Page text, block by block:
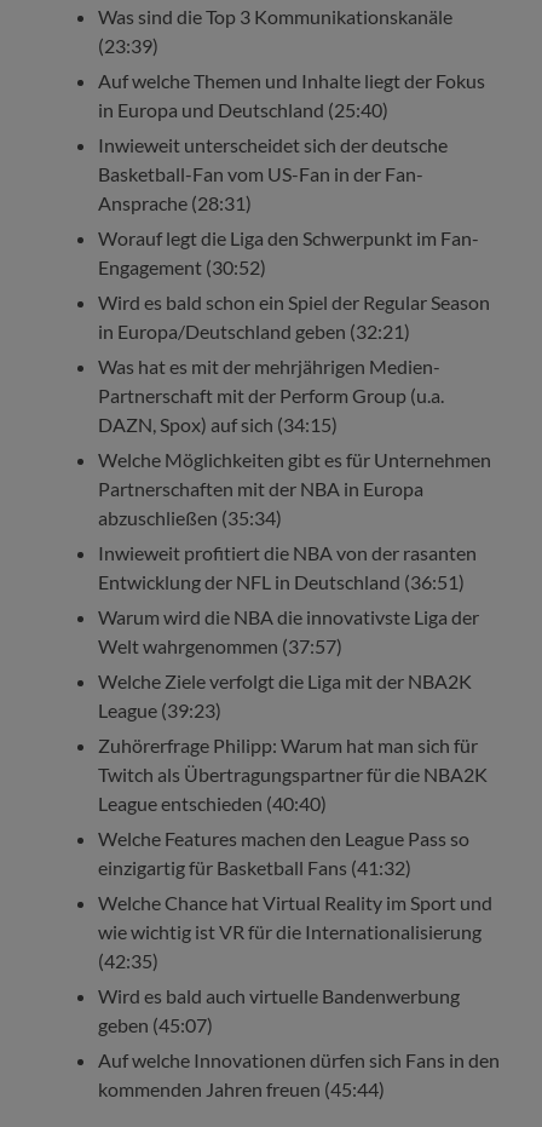
Was sind die Top 3 Kommunikationskanäle
(23:39)
Auf welche Themen und Inhalte liegt der Fokus
in Europa und Deutschland (25:40)
Inwieweit unterscheidet sich der deutsche
Basketball-Fan vom US-Fan in der Fan-
Ansprache (28:31)
Worauf legt die Liga den Schwerpunkt im Fan-
Engagement (30:52)
Wird es bald schon ein Spiel der Regular Season
in Europa/Deutschland geben (32:21)
Was hat es mit der mehrjährigen Medien-
Partnerschaft mit der Perform Group (u.a.
DAZN, Spox) auf sich (34:15)
Welche Möglichkeiten gibt es für Unternehmen
Partnerschaften mit der NBA in Europa
abzuschließen (35:34)
Inwieweit profitiert die NBA von der rasanten
Entwicklung der NFL in Deutschland (36:51)
Warum wird die NBA die innovativste Liga der
Welt wahrgenommen (37:57)
Welche Ziele verfolgt die Liga mit der NBA2K
League (39:23)
Zuhörerfrage Philipp: Warum hat man sich für
Twitch als Übertragungspartner für die NBA2K
League entschieden (40:40)
Welche Features machen den League Pass so
einzigartig für Basketball Fans (41:32)
Welche Chance hat Virtual Reality im Sport und
wie wichtig ist VR für die Internationalisierung
(42:35)
Wird es bald auch virtuelle Bandenwerbung
geben (45:07)
Auf welche Innovationen dürfen sich Fans in den
kommenden Jahren freuen (45:44)